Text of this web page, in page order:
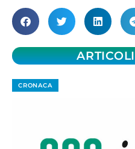
CRONACA